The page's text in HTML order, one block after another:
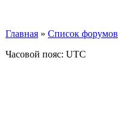
Главная » Список форумов
Часовой пояс: UTC